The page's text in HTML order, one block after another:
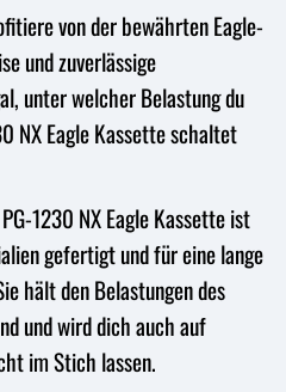
von der bewährten Eagle-
und zuverlässige
unter welcher Belastung du
NX Eagle Kassette schaltet
1230 NX Eagle Kassette ist
gefertigt und für eine lange
hält den Belastungen des
und wird dich auch auf
im Stich lassen.